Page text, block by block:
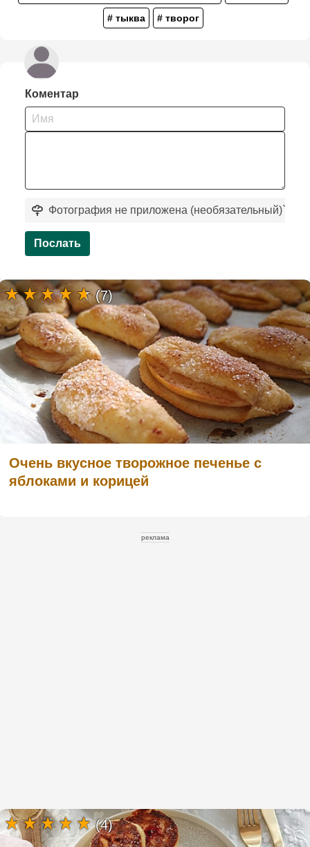
# тыква # творог
Коментар
Фотография не приложена (необязательный)`
Послать
Очень вкусное творожное печенье с
яблоками и корицей
(7)
реклама
(4)